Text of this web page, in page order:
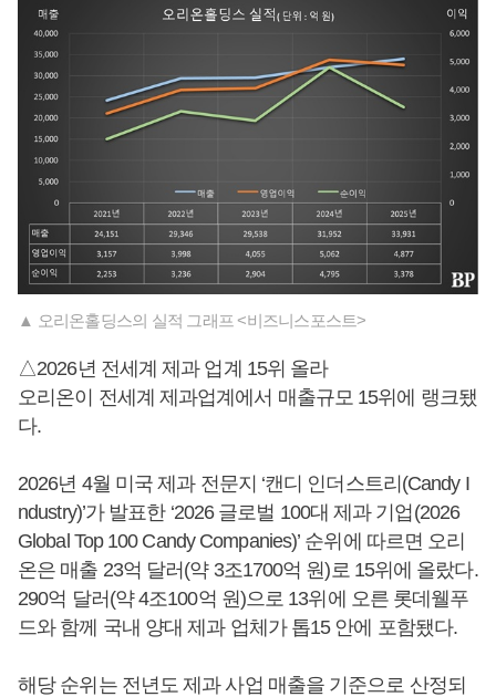
▲ 오리온홀딩스의 실적 그래프 <비즈니스포스트>
△2026년 전세계 제과 업계 15위 올라
오리온이 전세계 제과업계에서 매출규모 15위에 랭크됐
다.
2026년 4월 미국 제과 전문지 ‘캔디 인더스트리(Candy I
ndustry)’가 발표한 ‘2026 글로벌 100대 제과 기업(2026
Global Top 100 Candy Companies)’ 순위에 따르면 오리
온은 매출 23억 달러(약 3조1700억 원)로 15위에 올랐다.
290억 달러(약 4조100억 원)으로 13위에 오른 롯데웰푸
드와 함께 국내 양대 제과 업체가 톱15 안에 포함됐다.
해당 순위는 전년도 제과 사업 매출을 기준으로 산정되